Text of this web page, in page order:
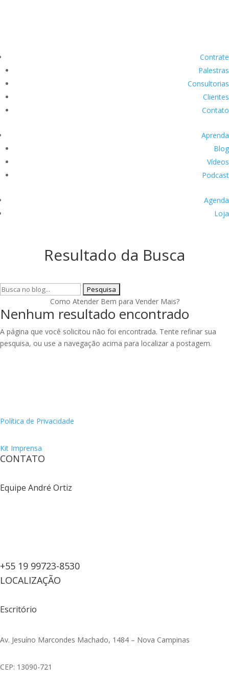
Contrate
Palestras
Consultorias
Clientes
Contato
Aprenda
Blog
Vídeos
Podcast
Agenda
Loja
Resultado da Busca
Pesquisar
Como Atender Bem para Vender Mais?
Nenhum resultado encontrado
A página que você solicitou não foi encontrada. Tente refinar sua
pesquisa, ou use a navegação acima para localizar a postagem.
Política de Privacidade
Kit Imprensa
CONTATO
Equipe André Ortiz
+55 19 99723-8530
LOCALIZAÇÃO
Escritório
Av. Jesuíno Marcondes Machado, 1484 – Nova Campinas
CEP: 13090-721